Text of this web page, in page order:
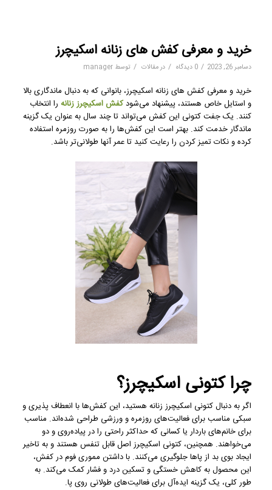
خرید و معرفی کفش های زنانه اسکیچرز
دسامبر 26, 2023 / 0 دیدگاه / درمقالات / توسط manager
خرید و معرفی کفش های زنانه اسکیچرز، بانوانی که به دنبال ماندگاری بالا
و استایل خاص هستند، پیشنهاد می‌شودکفش اسکیچرز زنانهرا انتخاب
کنند. یک جفت کتونی این کفش می‌تواند تا چند سال به عنوان یک گزینه
ماندگار خدمت کند. بهتر است این کفش‌ها را به صورت روزمره استفاده
کرده و نکات تمیز کردن را رعایت کنید تا عمر آنها طولانی‌تر باشد.
چرا کتونی اسکیچرز؟
اگر به دنبال کتونی اسکیچرز زنانه هستید، این کفش‌ها با انعطاف پذیری و
سبکی مناسب برای فعالیت‌های روزمره و ورزشی طراحی شده‌اند. مناسب
برای خانم‌های باردار یا کسانی که حداکثر راحتی را در پیاده‌روی و دو
می‌خواهند. همچنین، کتونی اسکیچرز اصل قابل تنفس هستند و به تاخیر
ایجاد بوی بد از پاها جلوگیری می‌کنند. با داشتن مموری فوم در کفش،
این محصول به کاهش خستگی و تسکین درد و فشار کمک می‌کند. به
طور کلی، یک گزینه ایده‌آل برای فعالیت‌های طولانی روی پا.